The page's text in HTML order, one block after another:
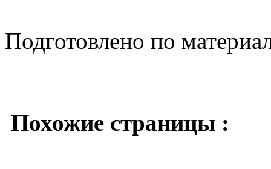
Подготовлено по
Похожие страницы :